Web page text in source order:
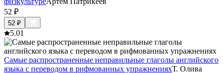
52 ₽
52 ₽
5.01
Самые распространенные неправильные глаголы английского
языка с переводом в рифмованных упражненияхТ. Олива